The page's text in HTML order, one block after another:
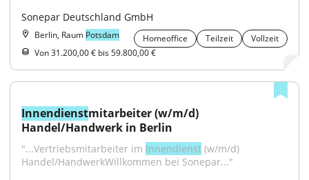
Sonepar Deutschland GmbH
Berlin, Raum Potsdam Homeoffice Teilzeit
Vollzeit
Von 31.200,00 € bis 59.800,00 €
Innendienstmitarbeiter (w/m/d)
Handel/Handwerk in Berlin
"...Vertriebsmitarbeiter im Innendienst (w/m/d)
Handel/HandwerkWillkommen bei Sonepar..."